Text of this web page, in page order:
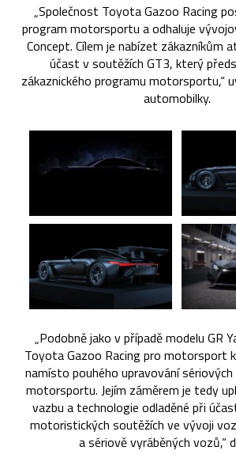
„Společnost Toyota Gazoo Racing
program motorsportu a odhaluje
Concept. Cílem je nabízet zákazníkům
účast v soutěžích GT3, který
zákaznického programu motorsportu,“
automobilky.
„Podobně jako v případě modelu GR
Toyota Gazoo Racing pro motorsport
namísto pouhého upravování
motorsportu. Jejím záměrem je tedy
vazbu a technologie odladěné při
motoristických soutěžích ve vývoji
a sériově vyráběných vozů,“